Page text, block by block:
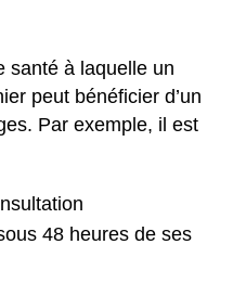
santé à laquelle un
peut bénéficier d’un
Par exemple, il est
48 heures de ses